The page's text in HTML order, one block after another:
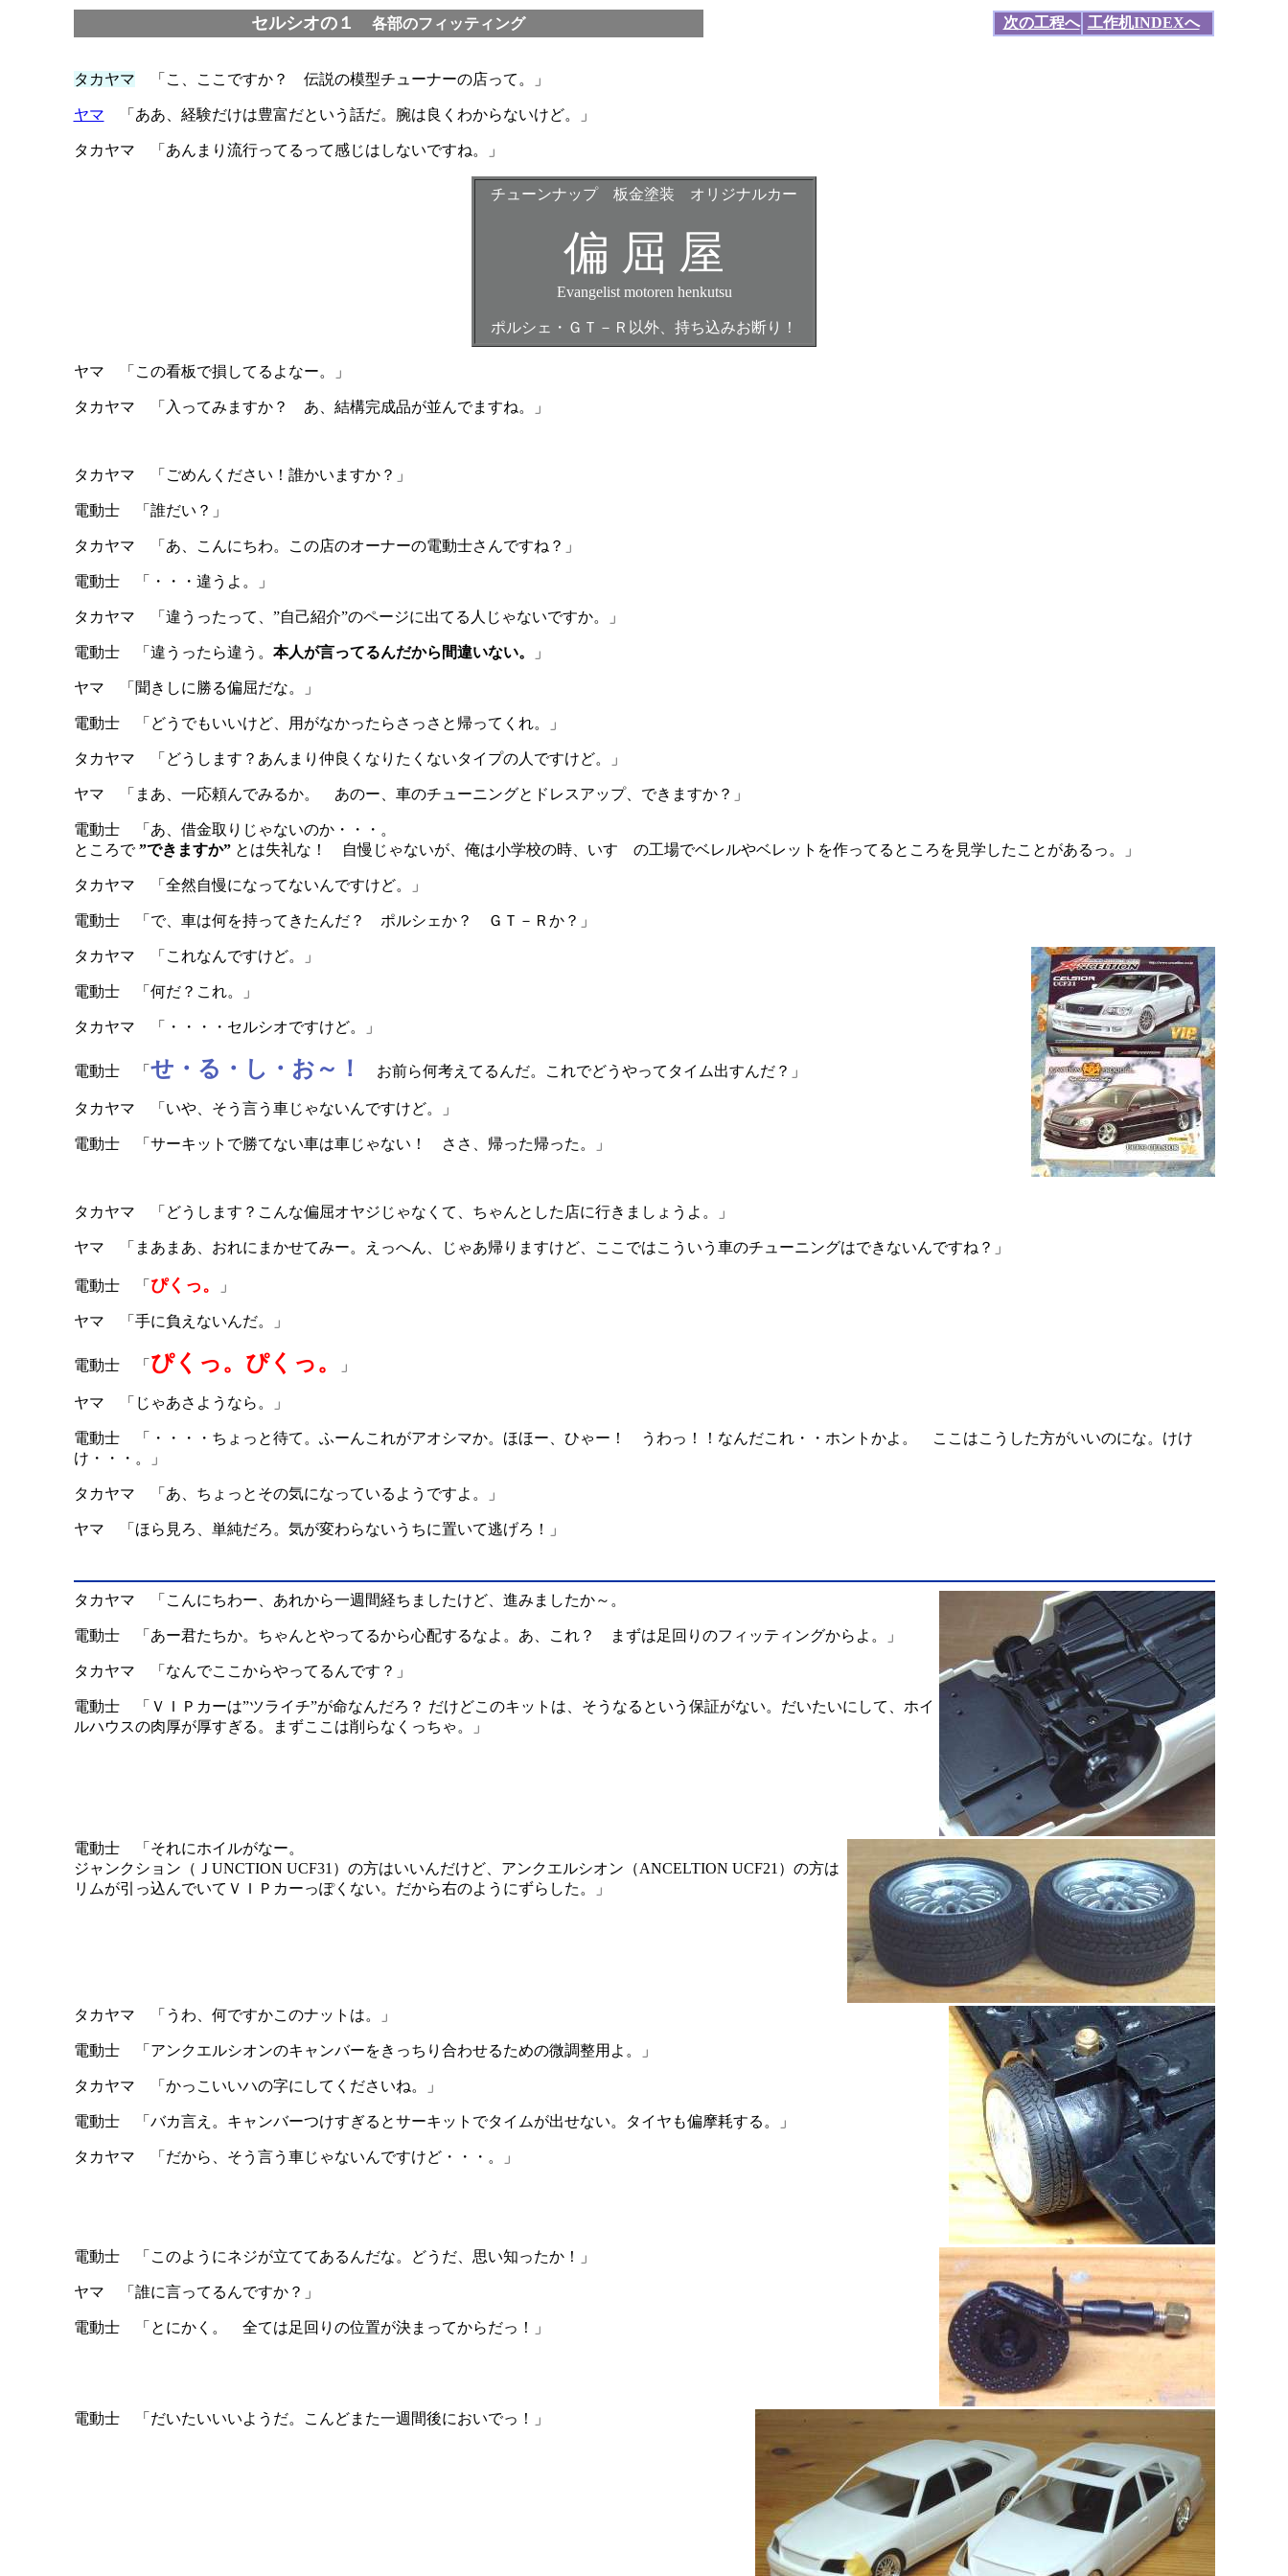
セルシオの１ 各部のフィッティング 次の工程へ 工作机INDEXへ
タカヤマ 「こ、ここですか？ 伝説の模型チューナーの店って。」
ヤマ 「ああ、経験だけは豊富だという話だ。腕は良くわからないけど。」
タカヤマ 「あんまり流行ってるって感じはしないですね。」
チューンナップ 板金塗装 オリジナルカー
偏 屈 屋
Evangelist motoren henkutsu
ポルシェ・ＧＴ－Ｒ以外、持ち込みお断り！
ヤマ 「この看板で損してるよなー。」
タカヤマ 「入ってみますか？ あ、結構完成品が並んでますね。」
タカヤマ 「ごめんください！誰かいますか？」
電動士 「誰だい？」
タカヤマ 「あ、こんにちわ。この店のオーナーの電動士さんですね？」
電動士 「・・・違うよ。」
タカヤマ 「違うったって、”自己紹介”のページに出てる人じゃないですか。」
電動士 「違うったら違う。 本人が言ってるんだから間違いない。 」
ヤマ 「聞きしに勝る偏屈だな。」
電動士 「どうでもいいけど、用がなかったらさっさと帰ってくれ。」
タカヤマ 「どうします？あんまり仲良くなりたくないタイプの人ですけど。」
ヤマ 「まあ、一応頼んでみるか。 あのー、車のチューニングとドレスアップ、できますか？」
電動士 「あ、借金取りじゃないのか・・・。
ところで”できますか” とは失礼な！ 自慢じゃないが、俺は小学校の時、いすゞの工場でベレルやベレットを作ってるところを見学したことがあるっ。」
タカヤマ 「全然自慢になってないんですけど。」
電動士 「で、車は何を持ってきたんだ？ ポルシェか？ ＧＴ－Ｒか？」
タカヤマ 「これなんですけど。」
電動士 「何だ？これ。」
タカヤマ 「・・・・セルシオですけど。」
電動士 「 せ・る・し・お～！ お前ら何考えてるんだ。これでどうやってタイム出すんだ？」
タカヤマ 「いや、そう言う車じゃないんですけど。」
電動士 「サーキットで勝てない車は車じゃない！ ささ、帰った帰った。」
タカヤマ 「どうします？こんな偏屈オヤジじゃなくて、ちゃんとした店に行きましょうよ。」
ヤマ 「まあまあ、おれにまかせてみー。えっへん、じゃあ帰りますけど、ここではこういう車のチューニングはできないんですね？」
電動士 「 ぴくっ。 」
ヤマ 「手に負えないんだ。」
電動士 「 ぴくっ。ぴくっ。 」
ヤマ 「じゃあさようなら。」
電動士 「・・・・ちょっと待て。ふーんこれがアオシマか。ほほー、ひゃー！ うわっ！！なんだこれ・・ホントかよ。 ここはこうした方がいいのにな。けけ
け・・・。」
タカヤマ 「あ、ちょっとその気になっているようですよ。」
ヤマ 「ほら見ろ、単純だろ。気が変わらないうちに置いて逃げろ！」
タカヤマ 「こんにちわー、あれから一週間経ちましたけど、進みましたか～。
電動士 「あー君たちか。ちゃんとやってるから心配するなよ。あ、これ？ まずは足回りのフィッティングからよ。」
タカヤマ 「なんでここからやってるんです？」
電動士 「ＶＩＰカーは”ツライチ”が命なんだろ？ だけどこのキットは、そうなるという保証がない。だいたいにして、ホイ
ルハウスの肉厚が厚すぎる。まずここは削らなくっちゃ。」
電動士 「それにホイルがなー。
ジャンクション（ＪUNCTION UCF31）の方はいいんだけど、アンクエルシオン（ANCELTION UCF21）の方は
リムが引っ込んでいてＶＩＰカーっぽくない。だから右のようにずらした。」
タカヤマ 「うわ、何ですかこのナットは。」
電動士 「アンクエルシオンのキャンバーをきっちり合わせるための微調整用よ。」
タカヤマ 「かっこいいハの字にしてくださいね。」
電動士 「バカ言え。キャンバーつけすぎるとサーキットでタイムが出せない。タイヤも偏摩耗する。」
タカヤマ 「だから、そう言う車じゃないんですけど・・・。」
電動士 「このようにネジが立ててあるんだな。どうだ、思い知ったか！」
ヤマ 「誰に言ってるんですか？」
電動士 「とにかく。 全ては足回りの位置が決まってからだっ！」
電動士 「だいたいいいようだ。こんどまた一週間後においでっ！」